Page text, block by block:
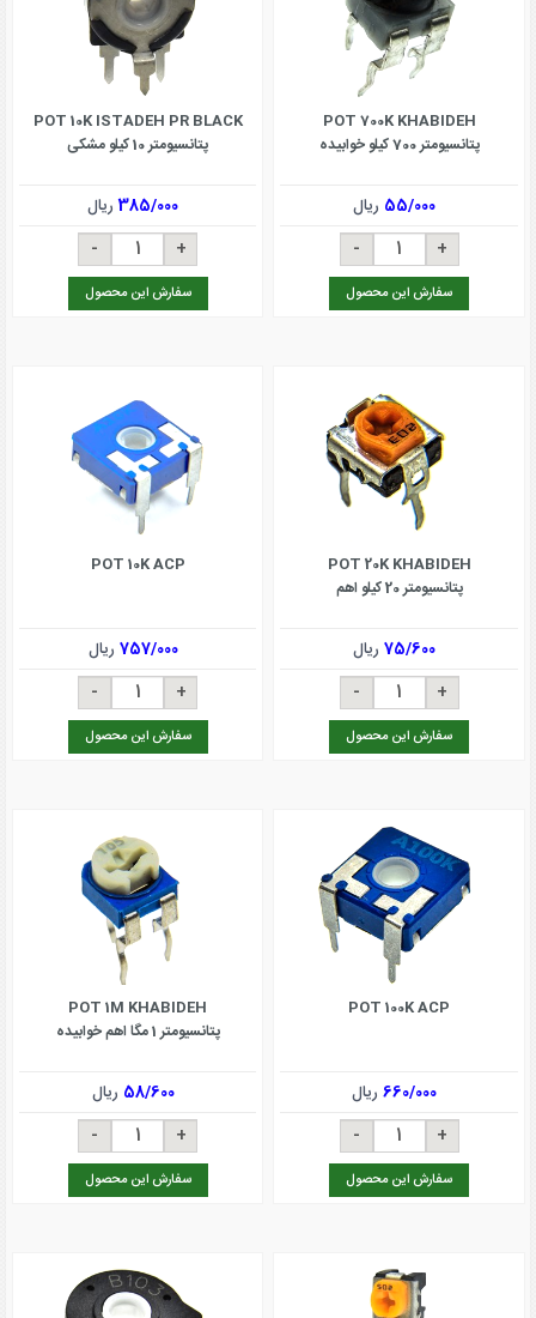
POT 700K KHABIDEH
پتانسیومتر 700 کیلو خوابیده
55/000 ریال
سفارش این محصول
POT 10K ISTADEH PR BLACK
پتانسیومتر 10 کیلو مشکی
385/000ریال
سفارش این محصول
POT 20K KHABIDEH
پتانسیومتر 20 کیلو اهم
75/600ریال
سفارش این محصول
POT 10K ACP
757/000 ریال
سفارش این محصول
POT 100K ACP
660/000ریال
سفارش این محصول
POT 1M KHABIDEH
پتانسیومتر 1 مگا اهم خوابیده
58/600 ریال
سفارش این محصول